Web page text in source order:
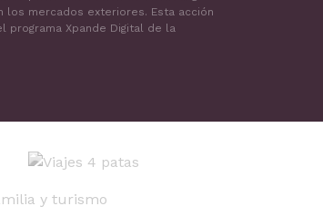
los mercados exteriores. Esta acción
programa Xpande Digital de la